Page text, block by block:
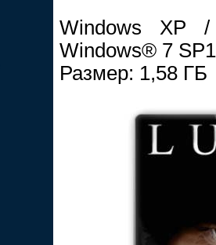
Windows XP
Windows® 7
Размер: 1,58 ГБ